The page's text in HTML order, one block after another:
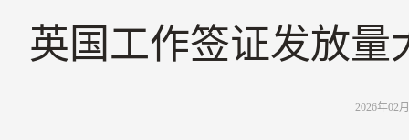
英国工作签证发放量
2026年02